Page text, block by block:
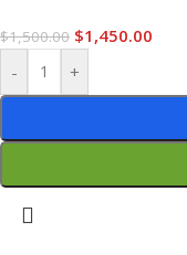
$1,500.00 $1,450.00
-
+